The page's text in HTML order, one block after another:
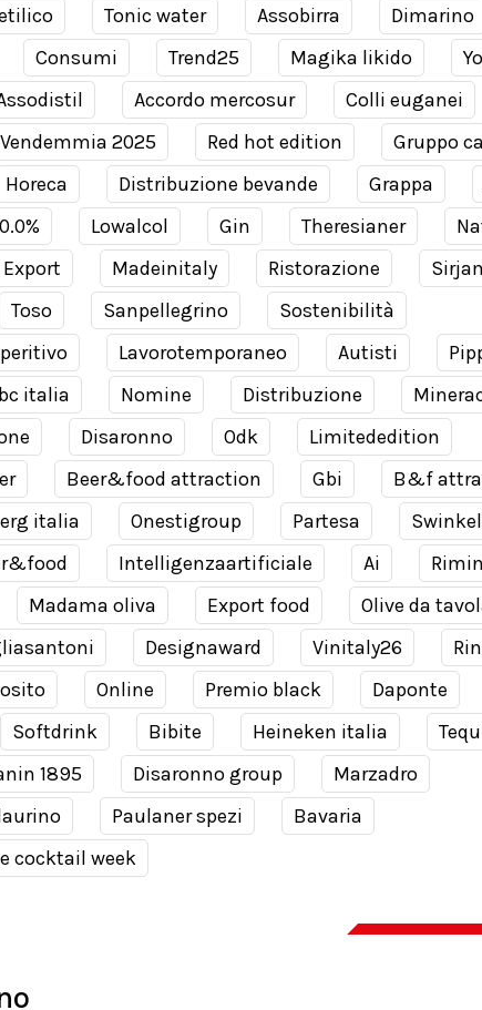
Tonic water Assobirra
Dimarino
Consumi Trend25 Magika likido
Accordo mercosur
Colli euganei
Vendemmia 2025 Red hot edition
Gruppo
Horeca Distribuzione bevande Grappa
Lowalcol Gin Theresianer
Export Madeinitaly Ristorazione
Toso Sanpellegrino
Sostenibilità
Lavorotemporaneo Autisti
italia Nomine Distribuzione
Disaronno Odk
Limitededition
Beer&food attraction Gbi
B&f
italia Onestigroup Partesa
Intelligenzaartificiale Ai
Madama oliva Export food
Olive da
Designaward Vinitaly26
Online Premio black Daponte
Softdrink Bibite Heineken italia
1895 Disaronno group
Marzadro
Paulaner spezi
Bavaria
cocktail week